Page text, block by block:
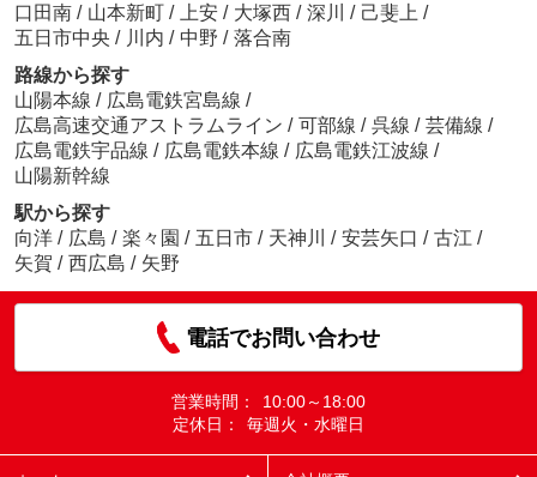
口田南 / 山本新町 / 上安 / 大塚西 / 深川 / 己斐上 /
五日市中央 / 川内 / 中野 / 落合南
路線から探す
山陽本線 / 広島電鉄宮島線 /
広島高速交通アストラムライン / 可部線 / 呉線 / 芸備線 /
広島電鉄宇品線 / 広島電鉄本線 / 広島電鉄江波線 /
山陽新幹線
駅から探す
向洋 / 広島 / 楽々園 / 五日市 / 天神川 / 安芸矢口 / 古江 /
矢賀 / 西広島 / 矢野
電話でお問い合わせ
営業時間：
10:00～18:00
定休日：
毎週火・水曜日